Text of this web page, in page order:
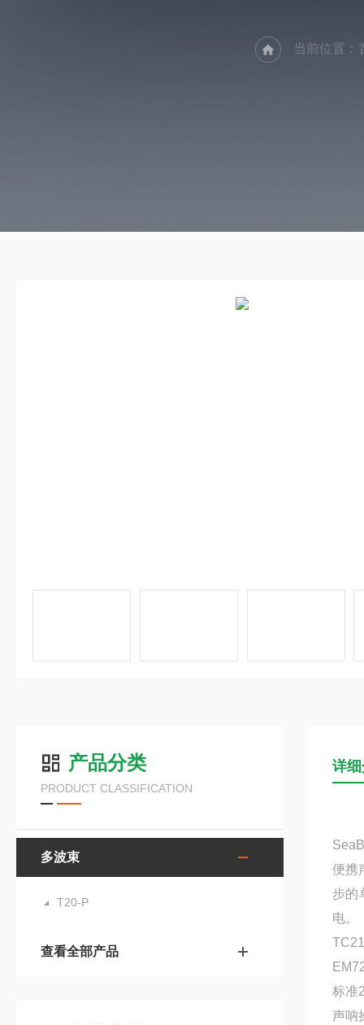
当前位置：
产品分类
PRODUCT CLASSIFICATION
多波束
T20-P
查看全部产品
详
便携
步的
电。
标准
声呐